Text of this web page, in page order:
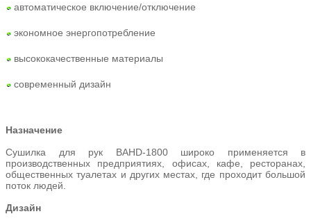
автоматическое включение/отключение
экономное энергопотребление
высококачественные материалы
современный дизайн
Назначение
Сушилка для рук BAHD-1800 широко применяется в
производственных предприятиях, офисах, кафе, ресторанах,
общественных туалетах и других местах, где проходит большой
поток людей.
Дизайн